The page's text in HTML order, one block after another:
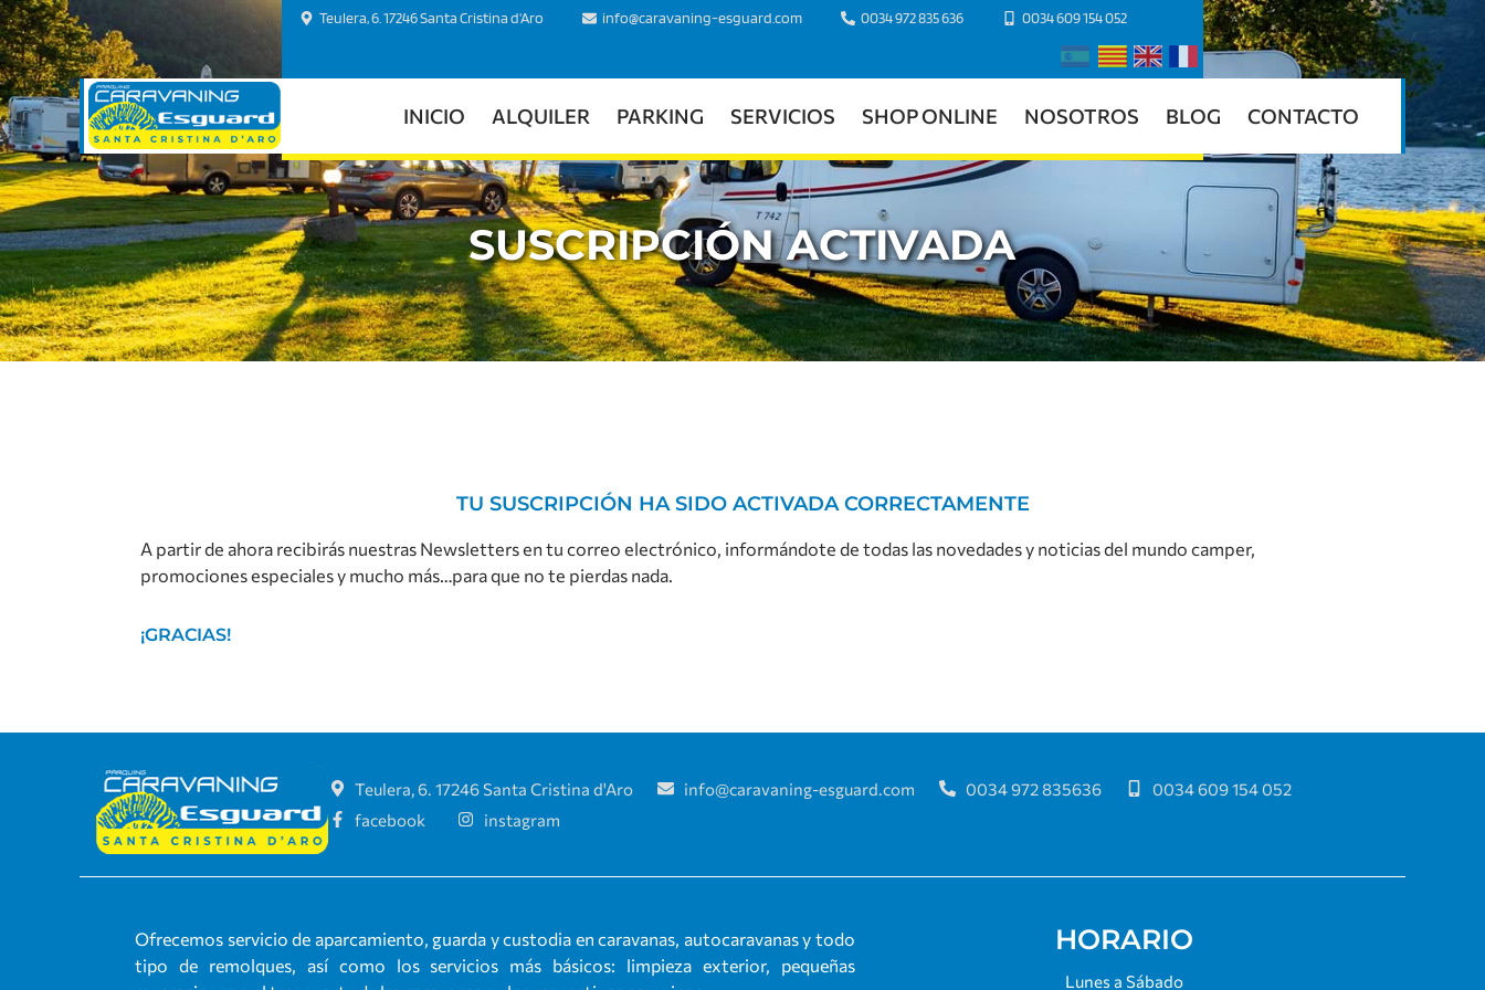
Teulera, 6. 17246 Santa Cristina d'Aro info@caravaning-esguard.com 0034 972 835 636 0034 609 154 052
INICIO ALQUILER PARKING SERVICIOS SHOP ONLINE NOSOTROS BLOG CONTACTO
SUSCRIPCIÓN ACTIVADA
TU SUSCRIPCIÓN HA SIDO ACTIVADA CORRECTAMENTE
A partir de ahora recibirás nuestras Newsletters en tu correo electrónico, informándote de todas las novedades y noticias del mundo camper,
promociones especiales y mucho más…para que no te pierdas nada.
¡GRACIAS!
Teulera, 6. 17246 Santa Cristina d'Aro info@caravaning-esguard.com 0034 972 835636
0034 609 154 052
facebook
instagram
Ofrecemos servicio de aparcamiento, guarda y custodia en caravanas, autocaravanas y todo
tipo de remolques, así como los servicios más básicos: limpieza exterior, pequeñas
HORARIO
Lunes a Sábado